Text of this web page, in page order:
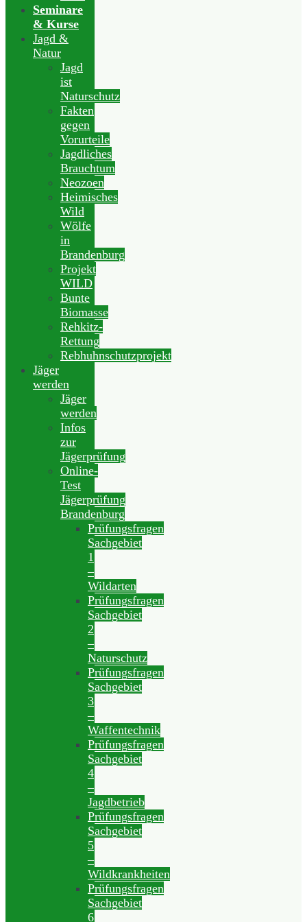
Seminare
& Kurse
Jagd &
Natur
Jagd
ist
Naturschutz
Fakten
gegen
Vorurteile
Jagdliches
Brauchtum
Neozoen
Heimisches
Wild
Wölfe
in
Brandenburg
Projekt
WILD
Bunte
Biomasse
Rehkitz-
Rettung
Rebhuhnschutzprojekt
Jäger
werden
Jäger
werden
Infos
zur
Jägerprüfung
Online-
Test
Jägerprüfung
Brandenburg
Prüfungsfragen
Sachgebiet
1
–
Wildarten
Prüfungsfragen
Sachgebiet
2
–
Naturschutz
Prüfungsfragen
Sachgebiet
3
–
Waffentechnik
Prüfungsfragen
Sachgebiet
4
–
Jagdbetrieb
Prüfungsfragen
Sachgebiet
5
–
Wildkrankheiten
Prüfungsfragen
Sachgebiet
6